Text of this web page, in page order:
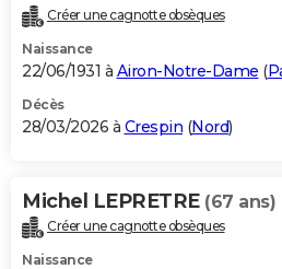
Créer une cagnotte obsèques
Naissance
22/06/1931 à Airon-Notre-Dame (
Décès
28/03/2026 à Crespin (Nord)
Michel LEPRETRE (67 ans)
Créer une cagnotte obsèques
Naissance